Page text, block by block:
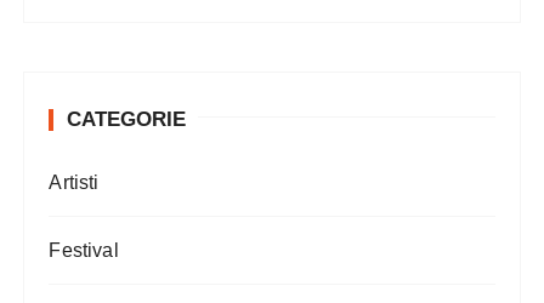
CATEGORIE
Artisti
Festival